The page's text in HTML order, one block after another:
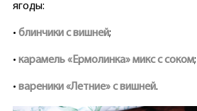
ягоды:
• блинчики с вишней;
• карамель «Ермолинка» микс с соком;
• вареники «Летние» с вишней.